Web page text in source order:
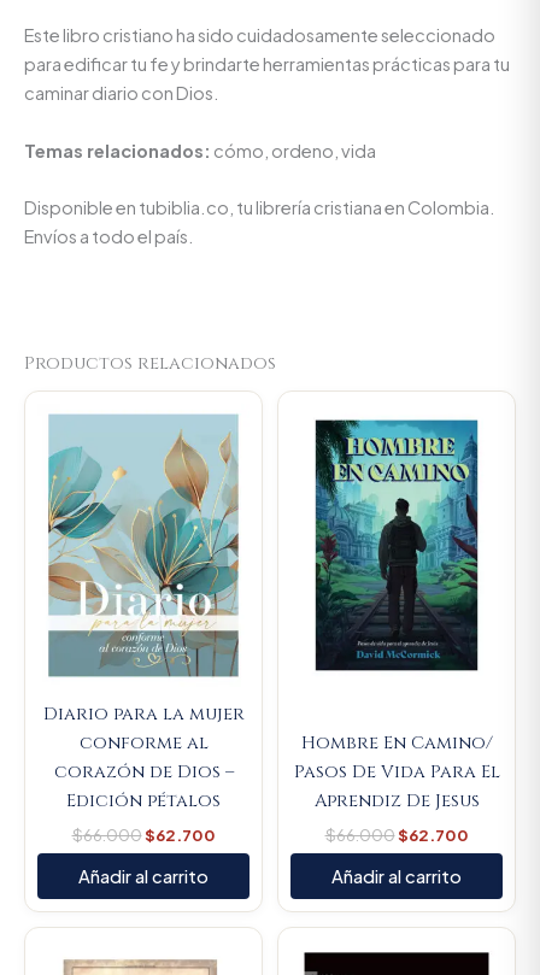
Este libro cristiano ha sido cuidadosamente seleccionado
para edificar tu fe y brindarte herramientas prácticas para tu
caminar diario con Dios.
Temas relacionados: cómo, ordeno, vida
Disponible en tubiblia.co, tu librería cristiana en Colombia.
Envíos a todo el país.
Productos relacionados
Diario para la mujer
conforme al
corazón de Dios –
Edición pétalos
$66.000
price
was:
$66.000.
$62.700
Current
price
is:
$62.700.
Añadir al carrito
Hombre En Camino/
Pasos De Vida Para El
Aprendiz De Jesus
$66.000
price
was:
$66.000.
$62.700
Current
price
is:
Añadir al carrito
price
Current
price
price
Current
price